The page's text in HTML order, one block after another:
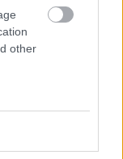
other
τον τρόπο